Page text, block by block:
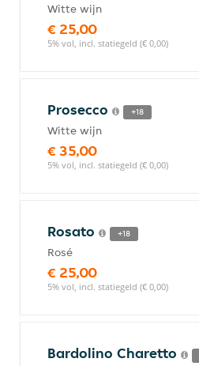
Witte wijn
€ 25,00
5% vol, incl. statiegeld (€ 0,00)
Prosecco +18
Witte wijn
€ 35,00
5% vol, incl. statiegeld (€ 0,00)
Rosato +18
Rosé
€ 25,00
5% vol, incl. statiegeld (€ 0,00)
Bardolino Charetto